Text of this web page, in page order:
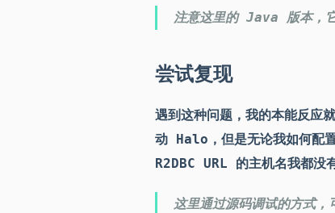
注意这里的 Java 版本，它
尝试复现
遇到这种问题，我的本能反应
动 Halo，但是无论我如何配
R2DBC URL 的主机名我都没
这里通过源码调试的方式